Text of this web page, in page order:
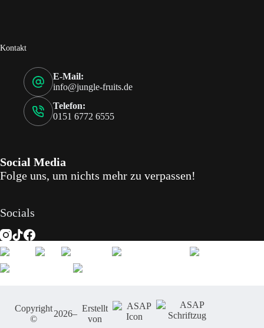
Kontakt
E-Mail:
info@jungle-fruits.de
Telefon:
0151 6772 6555
Social Media
Folge uns, um nichts mehr zu verpassen!
Socials
Copyright
©
2026–
Erstellt
von